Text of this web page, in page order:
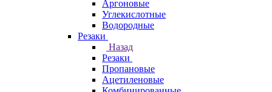
Аргоновые
Углекислотные
Водородные
Резаки
Назад
Резаки
Пропановые
Ацетиленовые